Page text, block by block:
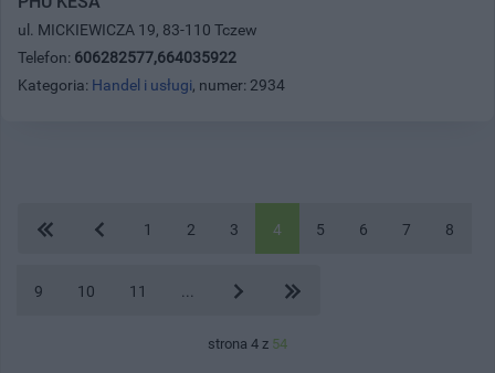
ul. MICKIEWICZA 19, 83-110 Tczew
Telefon: 606282577,664035922
Kategoria: Handel i usługi, numer: 2934
1 2 3 4 5 6 7 8
9 10 11
strona 4 z 54